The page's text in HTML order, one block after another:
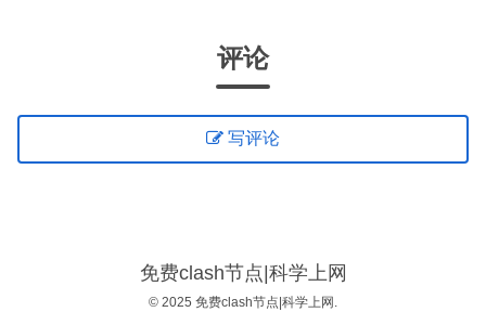
评论
写评论
免费clash节点|科学上网
© 2025 免费clash节点|科学上网.